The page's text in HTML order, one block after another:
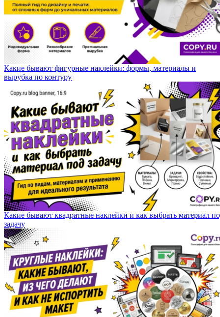
Какие бывают фигурные наклейки: формы, материалы и
вырубка по контуру
Какие бывают квадратные наклейки и как выбрать материал
задачу